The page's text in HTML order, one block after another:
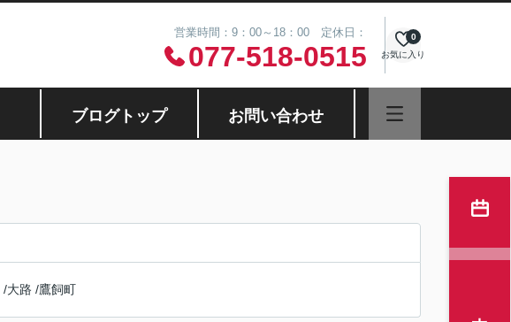
営業時間：9：00～18：00 定休日：
077-518-0515 お気に入り
0
ブログトップ お問い合わせ
/大路 /鷹飼町